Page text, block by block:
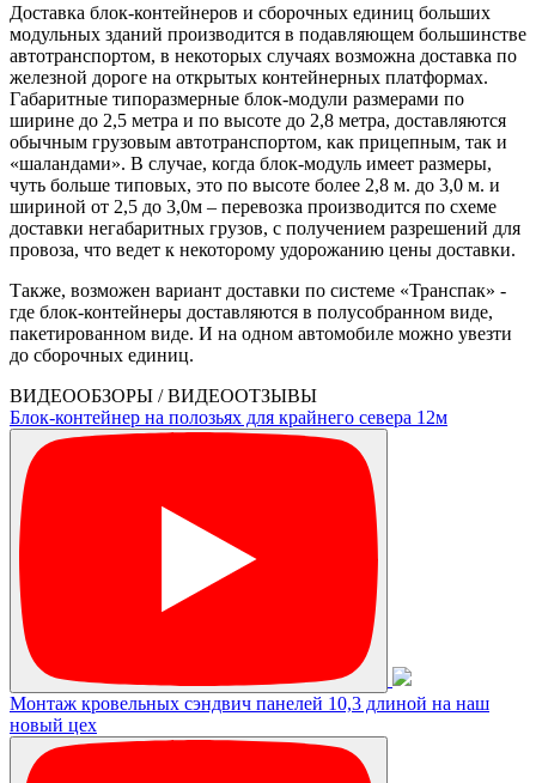
Доставка блок-контейнеров и сборочных единиц больших
модульных зданий производится в подавляющем большинстве
автотранспортом, в некоторых случаях возможна доставка по
железной дороге на открытых контейнерных платформах.
Габаритные типоразмерные блок-модули размерами по
ширине до 2,5 метра и по высоте до 2,8 метра, доставляются
обычным грузовым автотранспортом, как прицепным, так и
«шаландами». В случае, когда блок-модуль имеет размеры,
чуть больше типовых, это по высоте более 2,8 м. до 3,0 м. и
шириной от 2,5 до 3,0м – перевозка производится по схеме
доставки негабаритных грузов, с получением разрешений для
провоза, что ведет к некоторому удорожанию цены доставки.
Также, возможен вариант доставки по системе «Транспак» -
где блок-контейнеры доставляются в полусобранном виде,
пакетированном виде. И на одном автомобиле можно увезти
до сборочных единиц.
ВИДЕООБЗОРЫ / ВИДЕООТЗЫВЫ
Блок-контейнер на полозьях для крайнего севера 12м
Монтаж кровельных сэндвич панелей 10,3 длиной на наш
новый цех